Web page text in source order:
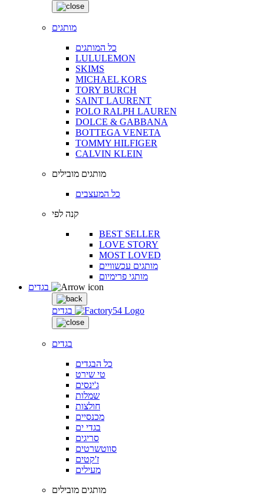
מותגים
כל המותגים
LULULEMON
SKIMS
MICHAEL KORS
TORY BURCH
SAINT LAURENT
POLO RALPH LAUREN
DOLCE & GABBANA
BOTTEGA VENETA
TOMMY HILFIGER
CALVIN KLEIN
מותגים מובילים
כל המעצבים
קנה לפי
BEST SELLER
LOVE STORY
MOST LOVED
מותגים עכשוויים
מותגי פרימיום
בגדים
בגדים
כל הבגדים
טי שירט
ג'ינסים
שמלות
חולצות
מכנסיים
בגדי ים
סריגים
סווטשרטים
ז'קטים
מעילים
מותגים מובילים